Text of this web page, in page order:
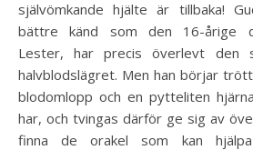
självömkande hjälte är tillbaka!
bättre känd som den 16-årige
Lester, har precis överlevt den
halvblodslägret. Men han börjar
blodomlopp och en pytteliten
har, och tvingas därför ge sig av
finna de orakel som kan